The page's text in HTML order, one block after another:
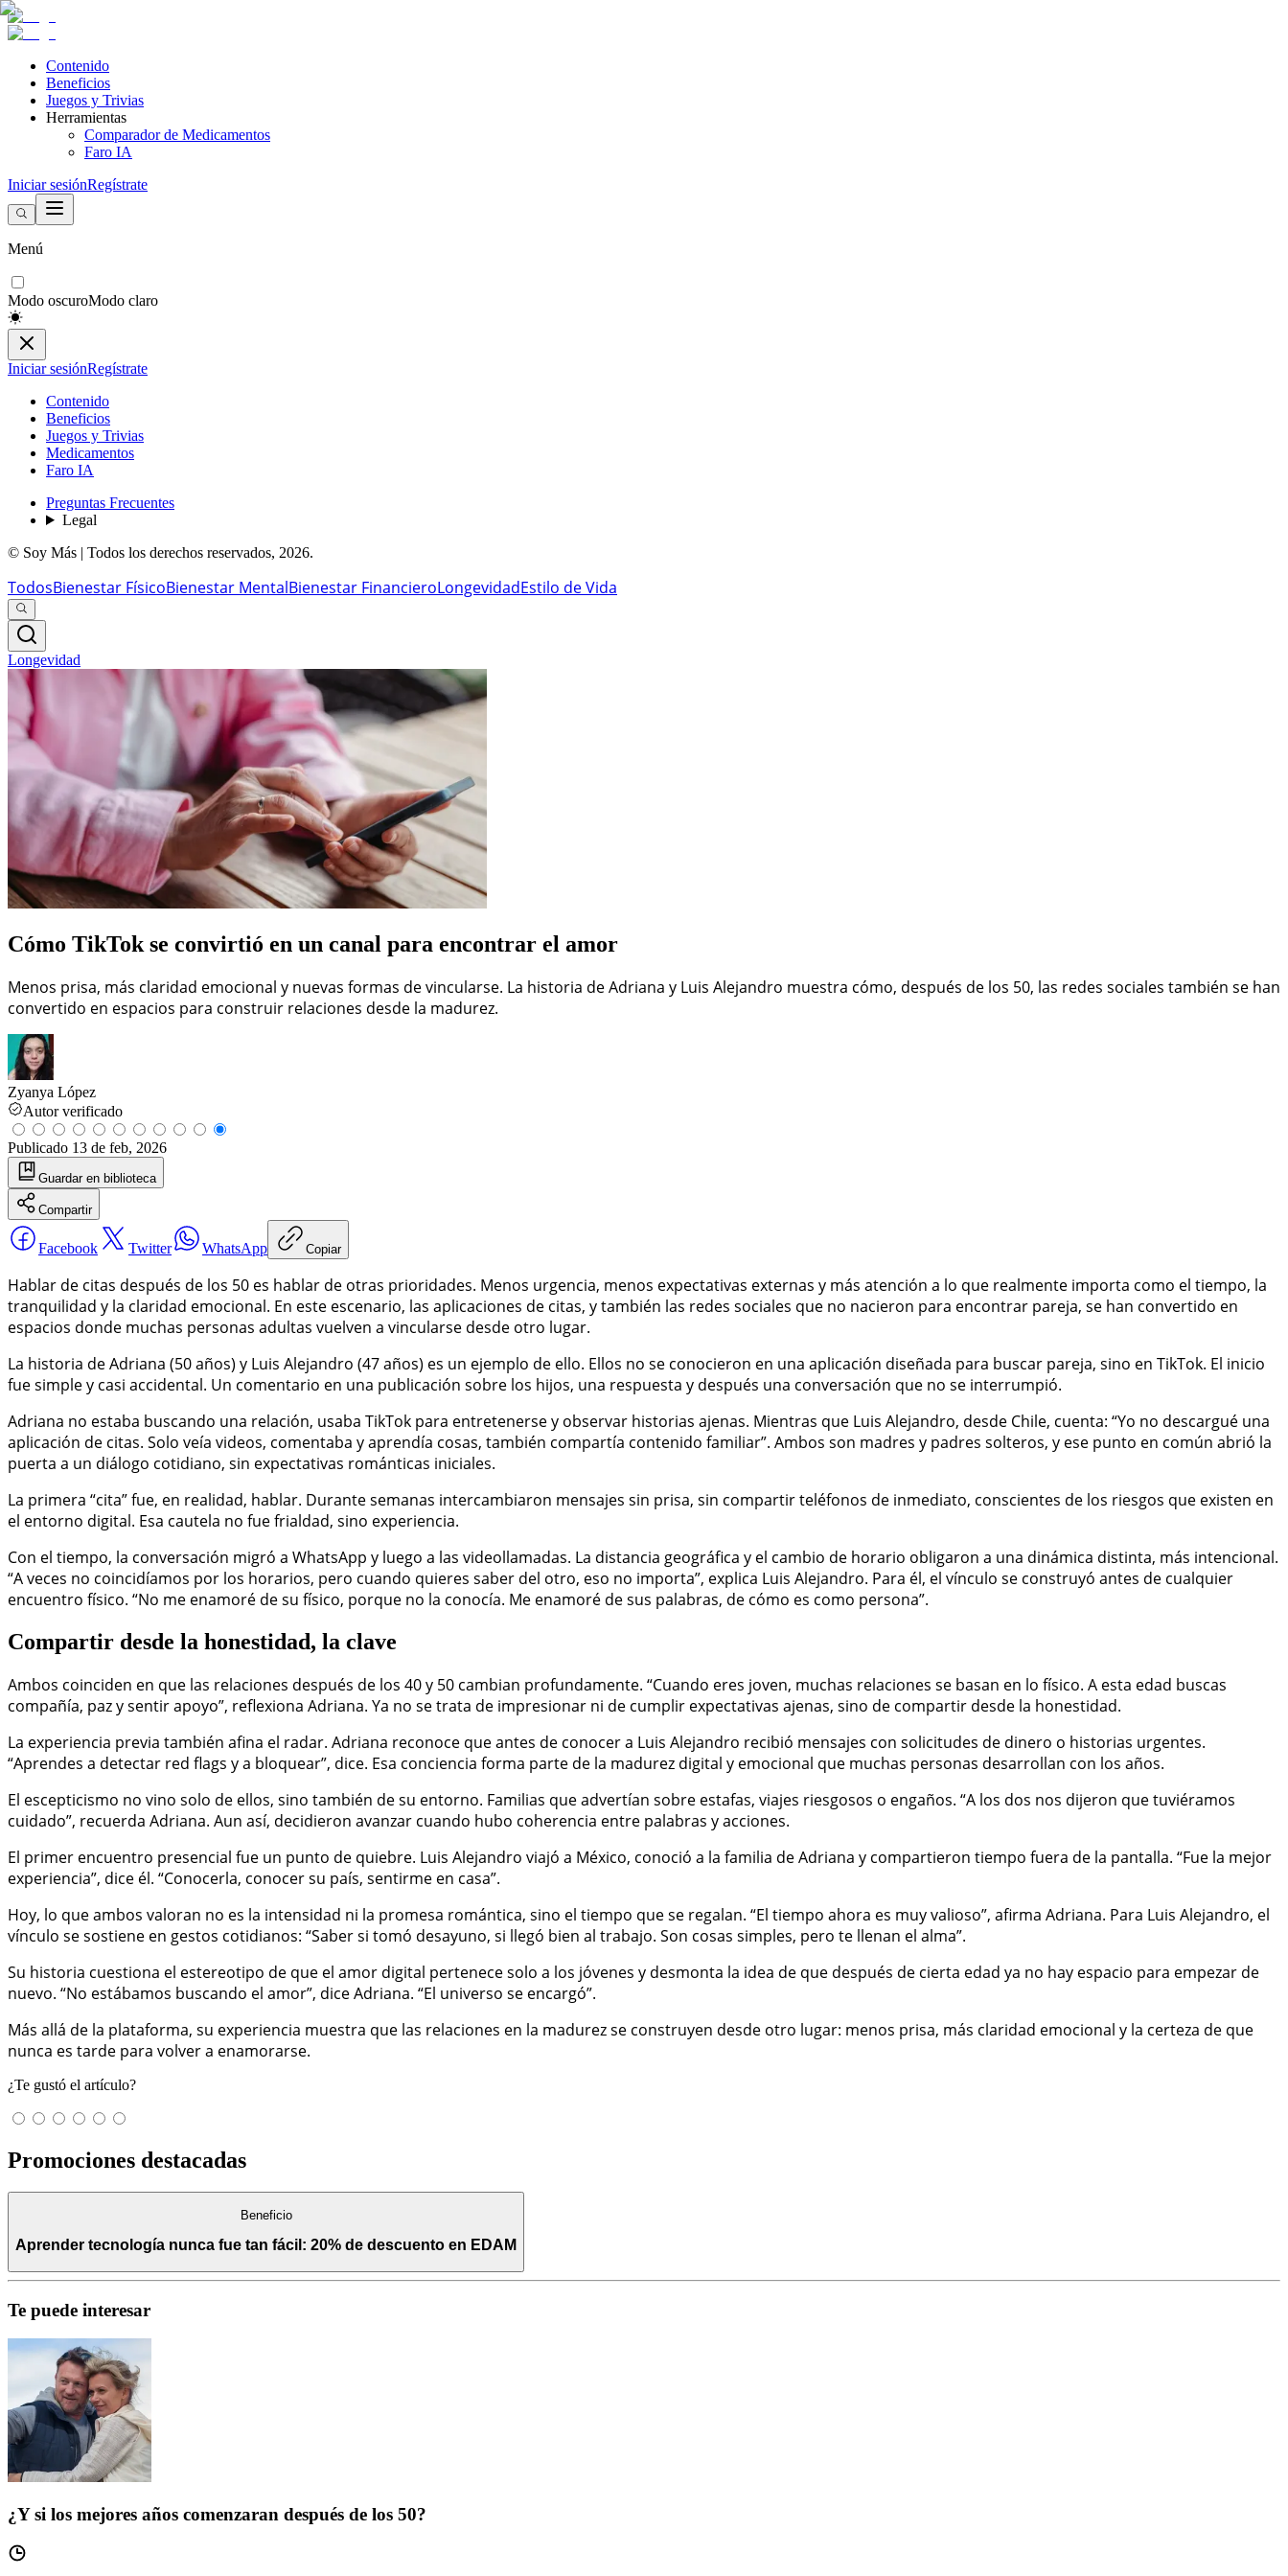
Contenido
Beneficios
Juegos y Trivias
Herramientas
Comparador de Medicamentos
Faro IA
Iniciar sesiónRegístrate
Menú
Modo oscuroModo claro
Iniciar sesiónRegístrate
Contenido
Beneficios
Juegos y Trivias
Medicamentos
Faro IA
Preguntas Frecuentes
Legal
© Soy Más | Todos los derechos reservados, 2026.
TodosBienestar FísicoBienestar MentalBienestar FinancieroLongevidadEstilo de Vida
Longevidad
Cómo TikTok se convirtió en un canal para encontrar el amor
Menos prisa, más claridad emocional y nuevas formas de vincularse. La historia de Adriana y Luis Alejandro muestra cómo, después de los 50, las redes sociales también se han
convertido en espacios para construir relaciones desde la madurez.
Zyanya López
Autor verificado
Publicado 13 de feb, 2026
Guardar en biblioteca
Compartir
Facebook Twitter WhatsApp Copiar
Hablar de citas después de los 50 es hablar de otras prioridades. Menos urgencia, menos expectativas externas y más atención a lo que realmente importa como el tiempo, la
tranquilidad y la claridad emocional. En este escenario, las aplicaciones de citas, y también las redes sociales que no nacieron para encontrar pareja, se han convertido en
espacios donde muchas personas adultas vuelven a vincularse desde otro lugar.
La historia de Adriana (50 años) y Luis Alejandro (47 años) es un ejemplo de ello. Ellos no se conocieron en una aplicación diseñada para buscar pareja, sino en TikTok. El inicio
fue simple y casi accidental. Un comentario en una publicación sobre los hijos, una respuesta y después una conversación que no se interrumpió.
Adriana no estaba buscando una relación, usaba TikTok para entretenerse y observar historias ajenas. Mientras que Luis Alejandro, desde Chile, cuenta: “Yo no descargué una
aplicación de citas. Solo veía videos, comentaba y aprendía cosas, también compartía contenido familiar”. Ambos son madres y padres solteros, y ese punto en común abrió la
puerta a un diálogo cotidiano, sin expectativas románticas iniciales.
La primera “cita” fue, en realidad, hablar. Durante semanas intercambiaron mensajes sin prisa, sin compartir teléfonos de inmediato, conscientes de los riesgos que existen en
el entorno digital. Esa cautela no fue frialdad, sino experiencia.
Con el tiempo, la conversación migró a WhatsApp y luego a las videollamadas. La distancia geográfica y el cambio de horario obligaron a una dinámica distinta, más intencional.
“A veces no coincidíamos por los horarios, pero cuando quieres saber del otro, eso no importa”, explica Luis Alejandro. Para él, el vínculo se construyó antes de cualquier
encuentro físico. “No me enamoré de su físico, porque no la conocía. Me enamoré de sus palabras, de cómo es como persona”.
Compartir desde la honestidad, la clave
Ambos coinciden en que las relaciones después de los 40 y 50 cambian profundamente. “Cuando eres joven, muchas relaciones se basan en lo físico. A esta edad buscas
compañía, paz y sentir apoyo”, reflexiona Adriana. Ya no se trata de impresionar ni de cumplir expectativas ajenas, sino de compartir desde la honestidad.
La experiencia previa también afina el radar. Adriana reconoce que antes de conocer a Luis Alejandro recibió mensajes con solicitudes de dinero o historias urgentes.
“Aprendes a detectar red flags y a bloquear”, dice. Esa conciencia forma parte de la madurez digital y emocional que muchas personas desarrollan con los años.
El escepticismo no vino solo de ellos, sino también de su entorno. Familias que advertían sobre estafas, viajes riesgosos o engaños. “A los dos nos dijeron que tuviéramos
cuidado”, recuerda Adriana. Aun así, decidieron avanzar cuando hubo coherencia entre palabras y acciones.
El primer encuentro presencial fue un punto de quiebre. Luis Alejandro viajó a México, conoció a la familia de Adriana y compartieron tiempo fuera de la pantalla. “Fue la mejor
experiencia”, dice él. “Conocerla, conocer su país, sentirme en casa”.
Hoy, lo que ambos valoran no es la intensidad ni la promesa romántica, sino el tiempo que se regalan. “El tiempo ahora es muy valioso”, afirma Adriana. Para Luis Alejandro, el
vínculo se sostiene en gestos cotidianos: “Saber si tomó desayuno, si llegó bien al trabajo. Son cosas simples, pero te llenan el alma”.
Su historia cuestiona el estereotipo de que el amor digital pertenece solo a los jóvenes y desmonta la idea de que después de cierta edad ya no hay espacio para empezar de
nuevo. “No estábamos buscando el amor”, dice Adriana. “El universo se encargó”.
Más allá de la plataforma, su experiencia muestra que las relaciones en la madurez se construyen desde otro lugar: menos prisa, más claridad emocional y la certeza de que
nunca es tarde para volver a enamorarse.
¿Te gustó el artículo?
Promociones destacadas
Beneficio
Aprender tecnología nunca fue tan fácil: 20% de descuento en EDAM
Te puede interesar
¿Y si los mejores años comenzaran después de los 50?